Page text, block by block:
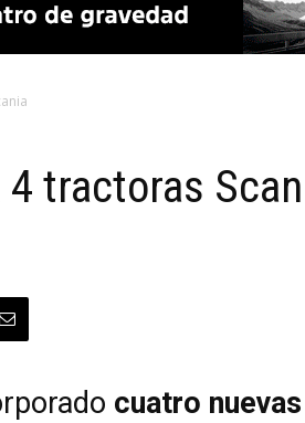
tractoras
cuatro